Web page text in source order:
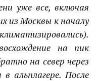
уже все, включая
из Москвы к началу
на пик
на север через
в альплагере. После